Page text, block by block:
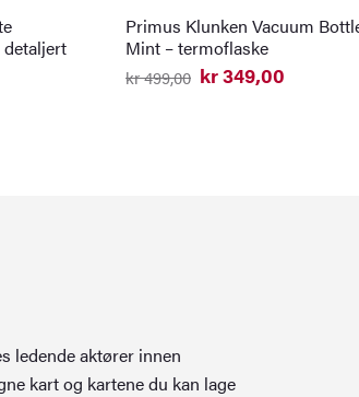
Primus Klunken Vacuum
Mint – termoflaske
kr499,00
Opprinnelig
kr349,00
Nåværende
ledende aktører innen
kart og kartene du kan lage